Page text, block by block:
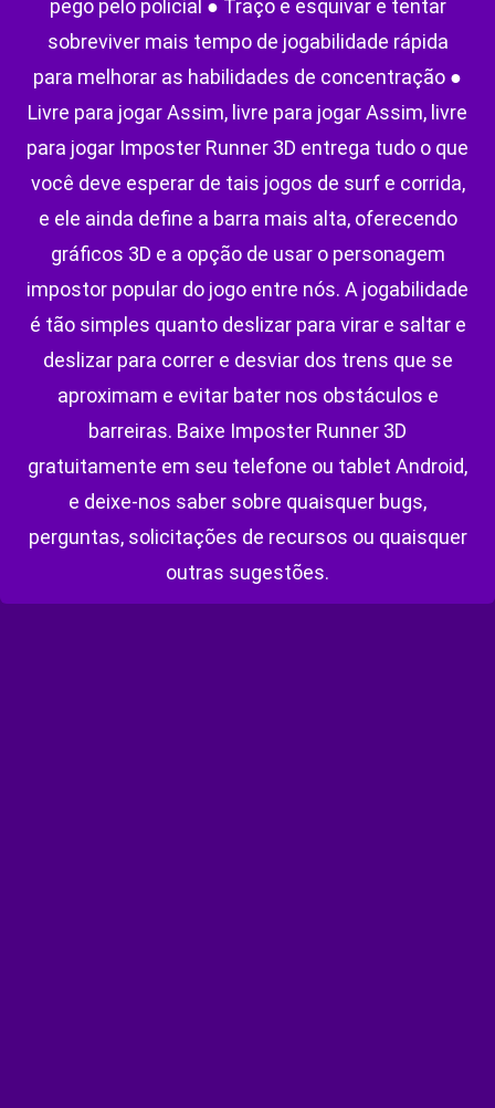
pego pelo policial ● Traço e esquivar e tentar
sobreviver mais tempo de jogabilidade rápida
para melhorar as habilidades de concentração ●
Livre para jogar Assim, livre para jogar Assim, livre
para jogar Imposter Runner 3D entrega tudo o que
você deve esperar de tais jogos de surf e corrida,
e ele ainda define a barra mais alta, oferecendo
gráficos 3D e a opção de usar o personagem
impostor popular do jogo entre nós. A jogabilidade
é tão simples quanto deslizar para virar e saltar e
deslizar para correr e desviar dos trens que se
aproximam e evitar bater nos obstáculos e
barreiras. Baixe Imposter Runner 3D
gratuitamente em seu telefone ou tablet Android,
e deixe-nos saber sobre quaisquer bugs,
perguntas, solicitações de recursos ou quaisquer
outras sugestões.